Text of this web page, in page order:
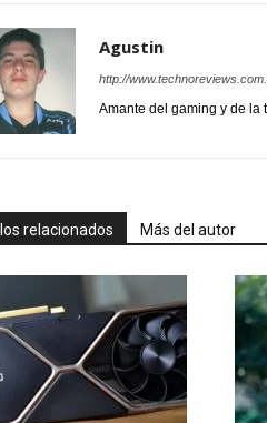
Agustin
http://
Amante del gaming y de la
relacionados Más del autor